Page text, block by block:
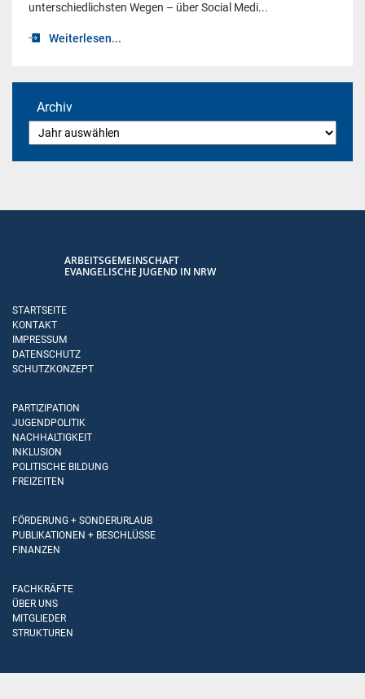
unterschiedlichsten Wegen – über Social Medi...
Weiterlesen...
Archiv
ARBEITSGEMEINSCHAFT
EVANGELISCHE JUGEND IN NRW
STARTSEITE
KONTAKT
IMPRESSUM
DATENSCHUTZ
SCHUTZKONZEPT
PARTIZIPATION
JUGENDPOLITIK
NACHHALTIGKEIT
INKLUSION
POLITISCHE BILDUNG
FREIZEITEN
FÖRDERUNG + SONDERURLAUB
PUBLIKATIONEN + BESCHLÜSSE
FINANZEN
FACHKRÄFTE
ÜBER UNS
MITGLIEDER
STRUKTUREN